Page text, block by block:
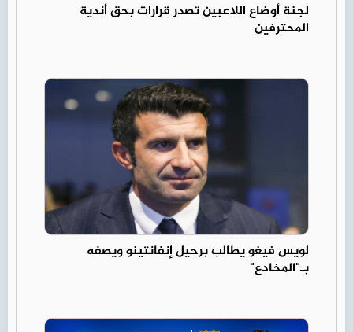
لجنة أوضاع اللاعبين تصدر قرارات بحق أندية
المحترفين
لويس فيغو يطالب برحيل إنفانتينو ويصفه
بـ"المخادع"